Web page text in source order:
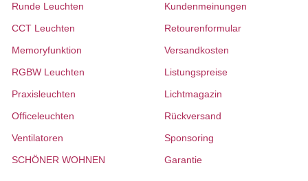
Runde Leuchten
CCT Leuchten
Memoryfunktion
RGBW Leuchten
Praxisleuchten
Officeleuchten
Ventilatoren
SCHÖNER WOHNEN
Kundenmeinungen
Retourenformular
Versandkosten
Listungspreise
Lichtmagazin
Rückversand
Sponsoring
Garantie